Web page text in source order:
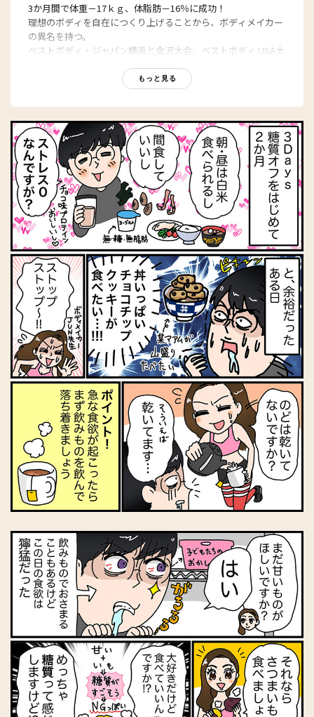
3か月間で体重－17ｋｇ、体脂肪－16％に成功！
理想のボディを自在につくり上げることから、ボディメイカー
の異名を持つ。
ベストボディ・ジャパン横浜と金沢大会、ベストボディ USA大
"ごはんの量"を日替わりで変えるだけの簡単メソッド、「３
Days糖質オフダイエット」を提唱。
Instagramで紹介している、産後ダイエットのレシピが好評！
著書に『ダイエットに失敗してきた私がやせた 3Days糖質オフ
ダイエット』(学研)、「3ヵ月で-17kg 3日間糖質リセットレシ
ピ」（宝島社）、「3Days糖質オフダイエット ビジュアル
BOOK」（学研）がある。
Instagram@jjfitness44
HP
もっと見る